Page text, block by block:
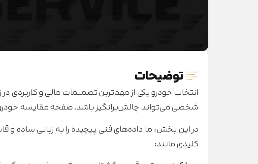
توضیحات
انتخاب خودرو یکی از مهم‌ترین تصمیمات مالی و کاربردی
شخصی می‌تواند چالش‌برانگیز باشد. صفحه مقایسه
در این بخش، ما داده‌های فنی پیچیده را به زبانی ساده و
کلیدی مانند: